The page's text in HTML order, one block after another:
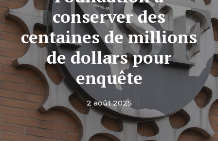
conserver des
centaines de millions
de dollars pour
enquête
2 août 2025